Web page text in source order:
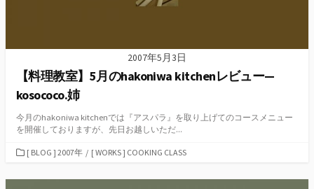
2007年5月3日
【料理教室】5月のhakoniwa kitchenレビュー—
kosococo.姉
今月のhakoniwa kitchenでは『アスパラ』を取り上げてのコースメニュー
を開催しておりますが、先日お越しいただ...
カ
ゴ
[ BLOG ] 2007年 / [ WORKS ] COOKING CLASS